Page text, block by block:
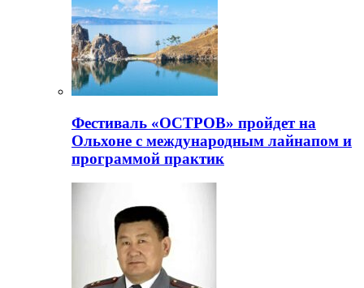
Фестиваль «ОСТРОВ» пройдет на
Ольхоне с международным лайнапом и
программой практик